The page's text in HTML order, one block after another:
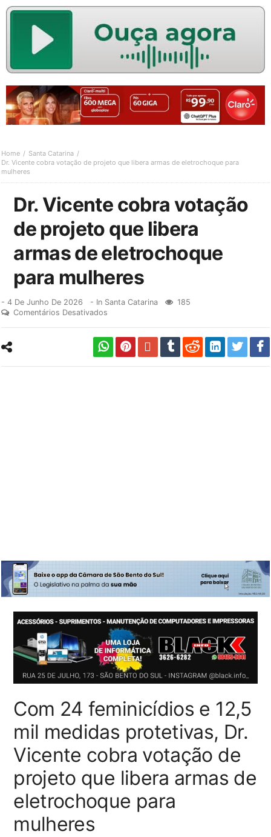
Home
Santa Catarina
Dr. Vicente cobra votação de projeto que libera armas de eletrochoque para
mulheres
Dr. Vicente cobra votação
de projeto que libera
armas de eletrochoque
para mulheres
-4 De Junho De 2026 - In Santa Catarina
185
Comentários Desativados
Com 24 feminicídios e 12,5
mil medidas protetivas, Dr.
Vicente cobra votação de
projeto que libera armas de
eletrochoque para
mulheres